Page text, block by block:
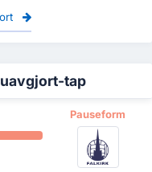
tap
Pauseform